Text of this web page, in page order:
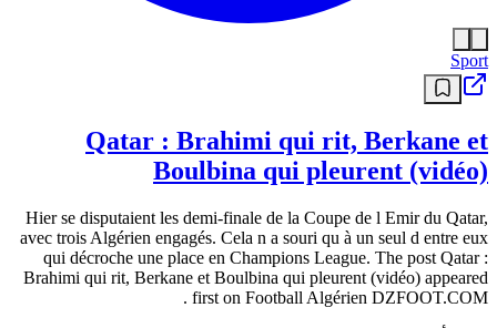
Sport
Qatar : Brahimi qui rit, Berkane et
Boulbina qui pleurent (vidéo)
Hier se disputaient les demi-finale de la Coupe de l Emir du Qatar,
avec trois Algérien engagés. Cela n a souri qu à un seul d entre eux
qui décroche une place en Champions League. The post Qatar :
Brahimi qui rit, Berkane et Boulbina qui pleurent (vidéo) appeared
first on Football Algérien DZFOOT.COM .